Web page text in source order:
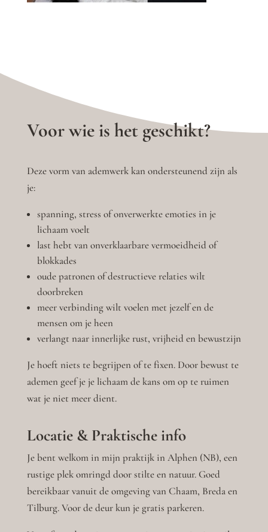
Voor wie is het geschikt?
Deze vorm van ademwerk kan ondersteunend zijn als
je:
spanning, stress of onverwerkte emoties in je
lichaam voelt
last hebt van onverklaarbare vermoeidheid of
blokkades
oude patronen of destructieve relaties wilt
doorbreken
meer verbinding wilt voelen met jezelf en de
mensen om je heen
verlangt naar innerlijke rust, vrijheid en bewustzijn
Je hoeft niets te begrijpen of te fixen. Door bewust te
ademen geef je je lichaam de kans om op te ruimen
wat je niet meer dient.
Locatie & Praktische info
Je bent welkom in mijn praktijk in Alphen (NB), een
rustige plek omringd door stilte en natuur. Goed
bereikbaar vanuit de omgeving van Chaam, Breda en
Tilburg. Voor de deur kun je gratis parkeren.